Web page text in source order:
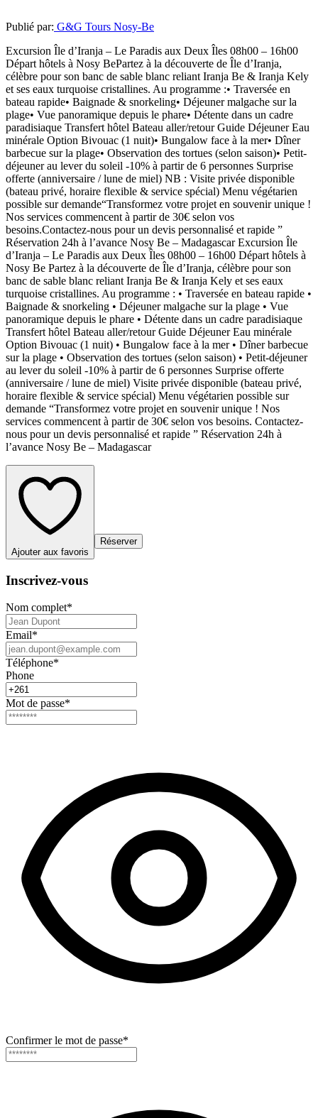
Publié par: G&G Tours Nosy-Be
Excursion Île d’Iranja – Le Paradis aux Deux Îles 08h00 – 16h00
Départ hôtels à Nosy BePartez à la découverte de Île d’Iranja,
célèbre pour son banc de sable blanc reliant Iranja Be & Iranja Kely
et ses eaux turquoise cristallines. Au programme :• Traversée en
bateau rapide• Baignade & snorkeling• Déjeuner malgache sur la
plage• Vue panoramique depuis le phare• Détente dans un cadre
paradisiaque Transfert hôtel Bateau aller/retour Guide Déjeuner Eau
minérale Option Bivouac (1 nuit)• Bungalow face à la mer• Dîner
barbecue sur la plage• Observation des tortues (selon saison)• Petit-
déjeuner au lever du soleil -10% à partir de 6 personnes Surprise
offerte (anniversaire / lune de miel) NB : Visite privée disponible
(bateau privé, horaire flexible & service spécial) Menu végétarien
possible sur demande“Transformez votre projet en souvenir unique !
Nos services commencent à partir de 30€ selon vos
besoins.Contactez-nous pour un devis personnalisé et rapide ”
Réservation 24h à l’avance Nosy Be – Madagascar Excursion Île
d’Iranja – Le Paradis aux Deux Îles 08h00 – 16h00 Départ hôtels à
Nosy Be Partez à la découverte de Île d’Iranja, célèbre pour son
banc de sable blanc reliant Iranja Be & Iranja Kely et ses eaux
turquoise cristallines. Au programme : • Traversée en bateau rapide •
Baignade & snorkeling • Déjeuner malgache sur la plage • Vue
panoramique depuis le phare • Détente dans un cadre paradisiaque
Transfert hôtel Bateau aller/retour Guide Déjeuner Eau minérale
Option Bivouac (1 nuit) • Bungalow face à la mer • Dîner barbecue
sur la plage • Observation des tortues (selon saison) • Petit-déjeuner
au lever du soleil -10% à partir de 6 personnes Surprise offerte
(anniversaire / lune de miel) Visite privée disponible (bateau privé,
horaire flexible & service spécial) Menu végétarien possible sur
demande “Transformez votre projet en souvenir unique ! Nos
services commencent à partir de 30€ selon vos besoins. Contactez-
nous pour un devis personnalisé et rapide ” Réservation 24h à
l’avance Nosy Be – Madagascar
Ajouter aux favoris
Réserver
Inscrivez-vous
Nom complet*
Email*
Téléphone*
Phone
Mot de passe*
Confirmer le mot de passe*